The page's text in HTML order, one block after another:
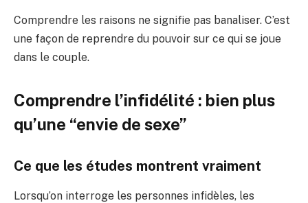
Comprendre les raisons ne signifie pas banaliser. C’est
une façon de reprendre du pouvoir sur ce qui se joue
dans le couple.
Comprendre l’infidélité : bien plus
qu’une “envie de sexe”
Ce que les études montrent vraiment
Lorsqu’on interroge les personnes infidèles, les